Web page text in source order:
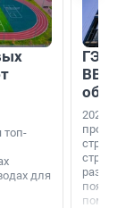
топ-
для
ГЭС,
ВВП: в
об
2026-й —
раз. В